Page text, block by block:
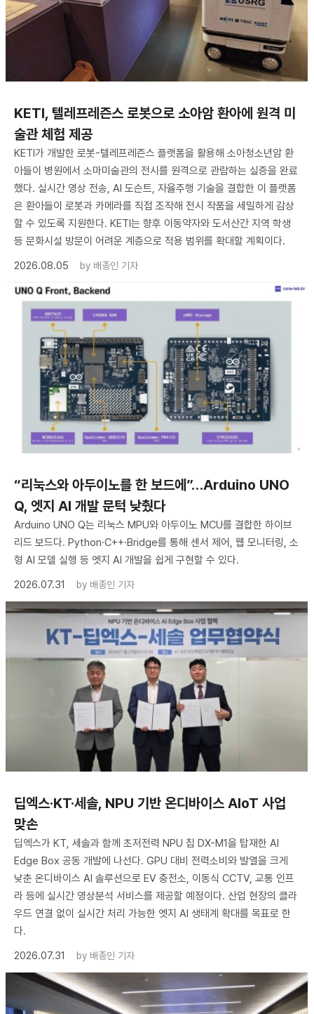
KETI, 텔레프레즌스 로봇으로 소아암 환아에 원격 미
술관 체험 제공
KETI가 개발한 로봇-텔레프레즌스 플랫폼을 활용해 소아청소년암 환
아들이 병원에서 소마미술관의 전시를 원격으로 관람하는 실증을 완료
했다. 실시간 영상 전송, AI 도슨트, 자율주행 기술을 결합한 이 플랫폼
은 환아들이 로봇과 카메라를 직접 조작해 전시 작품을 세밀하게 감상
할 수 있도록 지원한다. KETI는 향후 이동약자와 도서산간 지역 학생
등 문화시설 방문이 어려운 계층으로 적용 범위를 확대할 계획이다.
2026.08.05
by 배종인 기자
“리눅스와 아두이노를 한 보드에”…Arduino UNO
Q, 엣지 AI 개발 문턱 낮췄다
Arduino UNO Q는 리눅스 MPU와 아두이노 MCU를 결합한 하이브
리드 보드다. Python·C++·Bridge를 통해 센서 제어, 웹 모니터링, 소
형 AI 모델 실행 등 엣지 AI 개발을 쉽게 구현할 수 있다.
2026.07.31
by 배종인 기자
딥엑스·KT·세솔, NPU 기반 온디바이스 AIoT 사업
맞손
딥엑스가 KT, 세솔과 함께 초저전력 NPU 칩 DX-M1을 탑재한 AI
Edge Box 공동 개발에 나선다. GPU 대비 전력소비와 발열을 크게
낮춘 온디바이스 AI 솔루션으로 EV 충전소, 이동식 CCTV, 교통 인프
라 등에 실시간 영상분석 서비스를 제공할 예정이다. 산업 현장의 클라
우드 연결 없이 실시간 처리 가능한 엣지 AI 생태계 확대를 목표로 한
다.
2026.07.31
by 배종인 기자